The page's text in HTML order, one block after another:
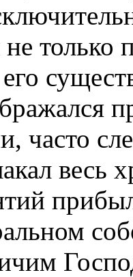
только
часто
весь